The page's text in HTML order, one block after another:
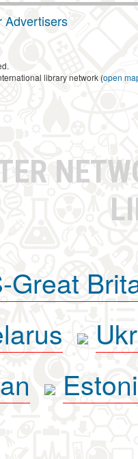
Advertisers
library network (open
Great